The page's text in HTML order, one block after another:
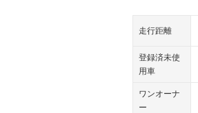
走行距離
登録済未使
用車
ワンオーナ
ー